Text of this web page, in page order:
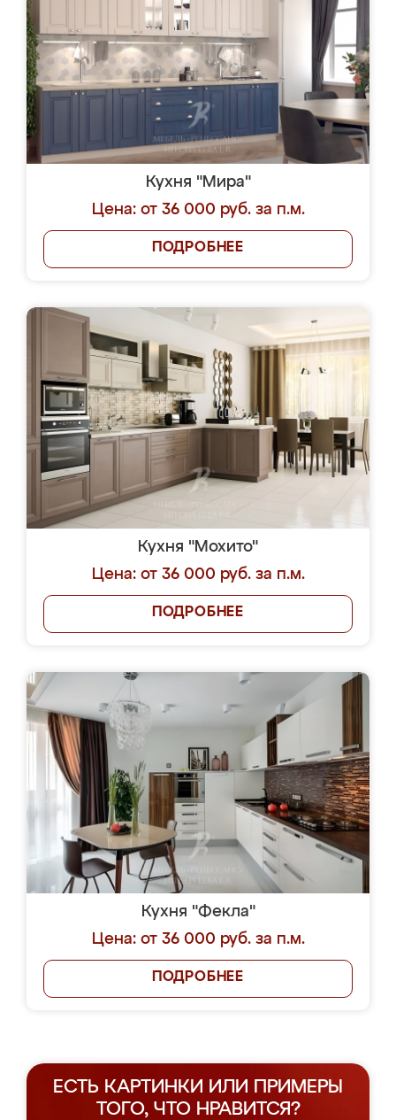
Кухня "Мира"
Цена: от 36 000 руб. за п.м.
ПОДРОБНЕЕ
Кухня "Мохито"
Цена: от 36 000 руб. за п.м.
ПОДРОБНЕЕ
Кухня "Фекла"
Цена: от 36 000 руб. за п.м.
ПОДРОБНЕЕ
ЕСТЬ КАРТИНКИ ИЛИ ПРИМЕРЫ
ТОГО, ЧТО НРАВИТСЯ?